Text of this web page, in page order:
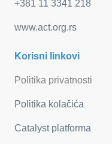
+381 11 3341 218
www.act.org.rs
Korisni linkovi
Politika privatnosti
Politika kolačića
Catalyst platforma